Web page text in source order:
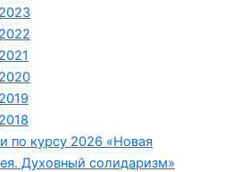
2023
2022
2021
2020
2019
2018
по курсу 2026 «Новая
Духовный солидаризм»